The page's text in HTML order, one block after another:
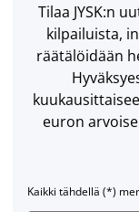
Tilaa JYSK:n
kilpailuista,
räätälöidään
euron
Kaikki tähdellä (*)